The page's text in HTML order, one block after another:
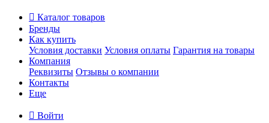
Каталог товаров
Бренды
Как купить
Условия доставки Условия оплаты Гарантия на товары
Компания
Реквизиты Отзывы о компании
Контакты
Еще
Войти